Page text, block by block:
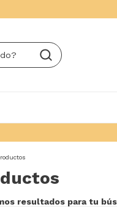
resultados para tu